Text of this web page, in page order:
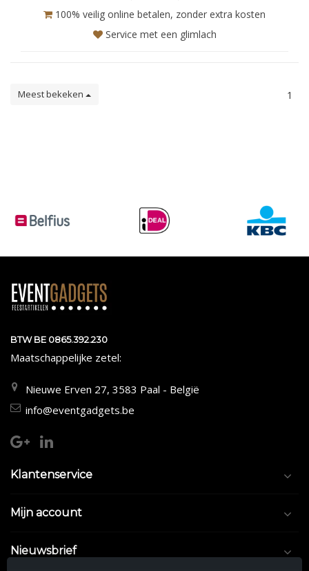
100% veilig online betalen, zonder extra kosten
Service met een glimlach
Meest bekeken 1
BTW BE 0865.392.230
Maatschappelijke zetel:
Nieuwe Erven 27, 3583 Paal - België
info@eventgadgets.be
Klantenservice
Mijn account
Nieuwsbrief